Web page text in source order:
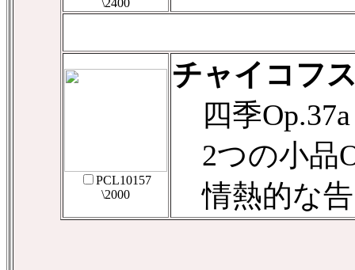
\2400
PCL10157
\2000
チャイコフ
四季Op.37a
2つの小品
情熱的な告